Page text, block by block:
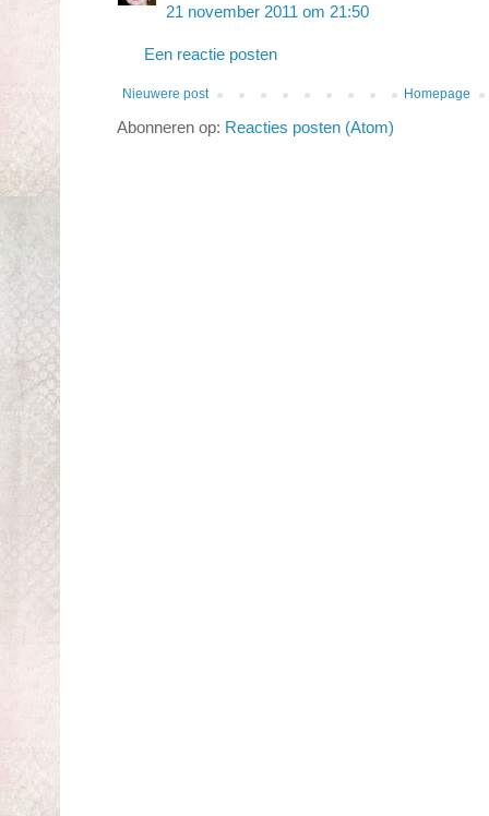
21 november 2011 om 21:50
Een reactie posten
Nieuwere post Homepage
Abonneren op: Reacties posten (Atom)